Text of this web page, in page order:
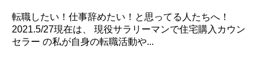
転職したい！仕事辞めたい！と思ってる人たちへ！
2021.5/27現在は、 現役サラリーマンで住宅購入カウン
セラー の私が自身の転職活動や...